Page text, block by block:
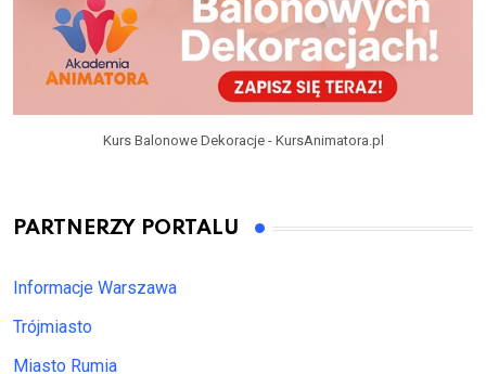
Kurs Balonowe Dekoracje - KursAnimatora.pl
PARTNERZY PORTALU
Informacje Warszawa
Trójmiasto
Miasto Rumia